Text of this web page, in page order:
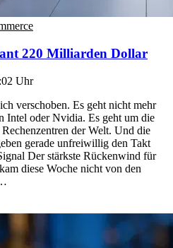
220 Milliarden Dollar
Uhr
verschoben. Es geht nicht mehr
Intel oder Nvidia. Es geht um die
der Welt. Und die
gerade unfreiwillig den Takt
Der stärkste Rückenwind für
diese Woche nicht von den